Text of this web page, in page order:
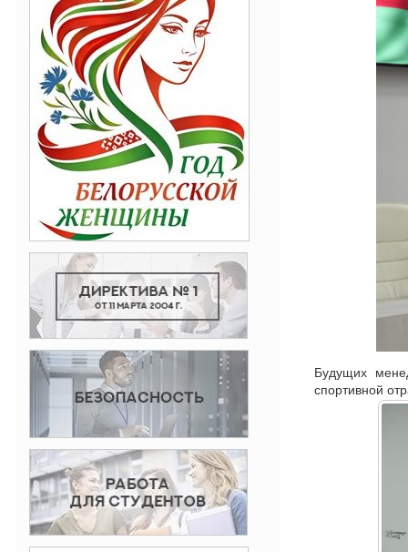
Будущих
спортивной